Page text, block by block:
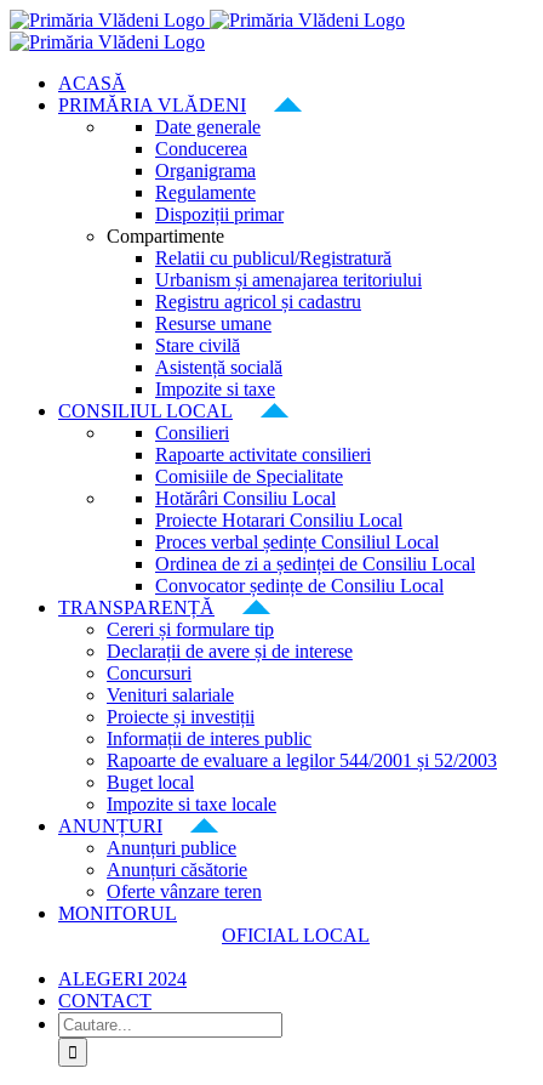
Skip
to
ACASĂ
PRIMĂRIA VLĂDENI
Date generale
Conducerea
Organigrama
Regulamente
Dispoziții primar
Compartimente
Relatii cu publicul/Registratură
Urbanism și amenajarea teritoriului
Registru agricol și cadastru
Resurse umane
Stare civilă
Asistență socială
Impozite si taxe
CONSILIUL LOCAL
Consilieri
Rapoarte activitate consilieri
Comisiile de Specialitate
Hotărâri Consiliu Local
Proiecte Hotarari Consiliu Local
Proces verbal ședințe Consiliul Local
Ordinea de zi a ședinței de Consiliu Local
Convocator ședințe de Consiliu Local
TRANSPARENȚĂ
Cereri și formulare tip
Declarații de avere și de interese
Concursuri
Venituri salariale
Proiecte și investiții
Informații de interes public
Rapoarte de evaluare a legilor 544/2001 și 52/2003
Buget local
Impozite si taxe locale
ANUNȚURI
Anunțuri publice
Anunțuri căsătorie
Oferte vânzare teren
MONITORUL
OFICIAL LOCAL
ALEGERI 2024
CONTACT
Cautare...